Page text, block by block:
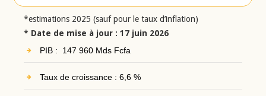
*estimations 2025 (sauf pour le taux d’inflation)
* Date de mise à jour : 17 juin 2026
PIB : 147 960 Mds Fcfa
Taux de croissance : 6,6 %